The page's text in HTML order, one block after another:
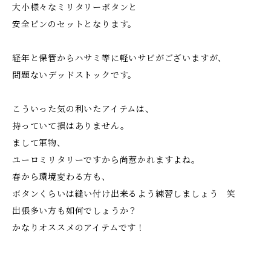
大小様々なミリタリーボタンと
安全ピンのセットとなります。
経年と保管からハサミ等に軽いサビがございますが、
問題ないデッドストックです。
こういった気の利いたアイテムは、
持っていて損はありません。
まして軍物、
ユーロミリタリーですから尚惹かれますよね。
春から環境変わる方も、
ボタンくらいは縫い付け出来るよう練習しましょう 笑
出張多い方も如何でしょうか？
かなりオススメのアイテムです！